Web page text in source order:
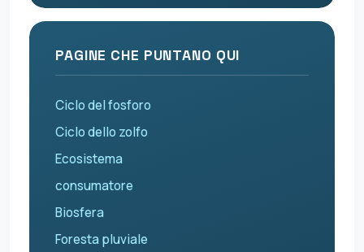
PAGINE CHE PUNTANO QUI
Ciclo del fosforo
Ciclo dello zolfo
Ecosistema
consumatore
Biosfera
Foresta pluviale